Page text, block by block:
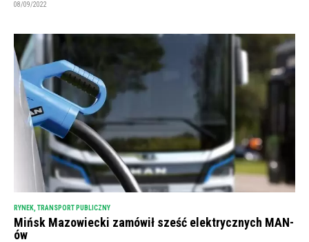
08/09/2022
RYNEK TRANSPORT PUBLICZNY
Mińsk Mazowiecki zamówił sześć elektrycznych MAN-
ów